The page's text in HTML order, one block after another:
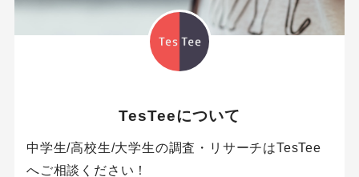
TesTeeについて
中学生/高校生/大学生の調査・リサーチはTesTee
へご相談ください！